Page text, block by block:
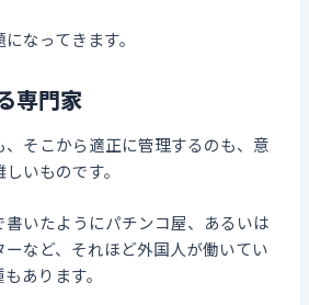
なってきます。
専門家
そこから適正に管理するのも、意
いものです。
いたようにパチンコ屋、あるいは
など、それほど外国人が働いてい
あります。